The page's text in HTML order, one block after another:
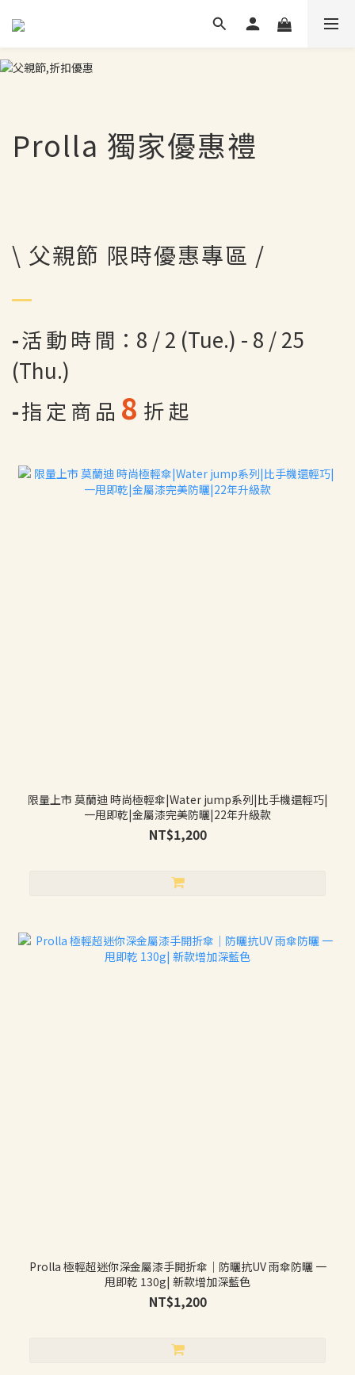
Prolla 獨家優惠禮
\ 父親節 限時優惠專區 /
-活動 時 間：8 / 2 (Tue.) - 8 / 25
(Thu.)
-指 定 商 品 8 折 起
限量上市 莫蘭迪 時尚極輕傘|Water jump系列|比手機還輕巧|
一甩即乾|金屬漆完美防曬|22年升級款
NT$1,200
Prolla 極輕超迷你深金屬漆手開折傘｜防曬抗UV 雨傘防曬 一
甩即乾 130g| 新款增加深藍色
NT$1,200